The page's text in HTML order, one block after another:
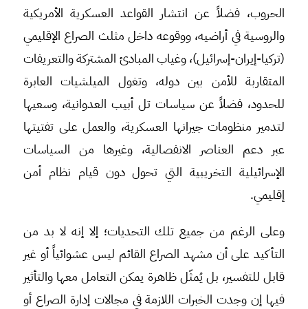
الحروب، فضلاً عن انتشار القواعد العسكرية الأمريكية
والروسية في أراضيه، ووقوعه داخل مثلث الصراع الإقليمي
(تركيا-إيران-إسرائيل)، وغياب المبادئ المشتركة والتعريفات
المتقاربة للأمن بين دوله، وتغول الميلشيات العابرة
للحدود، فضلاً عن سياسات تل أبيب العدوانية، وسعيها
لتدمير منظومات جيرانها العسكرية، والعمل على تفتيتها
عبر دعم العناصر الانفصالية، وغيرها من السياسات
الإسرائيلية التخريبية التي تحول دون قيام نظام أمن
إقليمي.
وعلى الرغم من جميع تلك التحديات؛ إلا إنه لا بد من
التأكيد على أن مشهد الصراع القائم ليس عشوائياً أو غير
قابل للتفسير، بل يُمثّل ظاهرة يمكن التعامل معها والتأثير
فيها إن وجدت الخبرات اللازمة في مجالات إدارة الصراع أو